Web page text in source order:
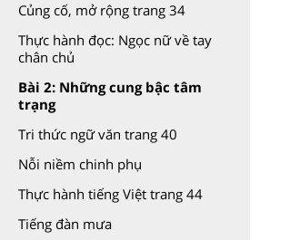
Củng cố, mở rộng trang 34
Thực hành đọc: Ngọc nữ về tay
chân chủ
Bài 2: Những cung bậc tâm
trạng
Tri thức ngữ văn trang 40
Nỗi niềm chinh phụ
Thực hành tiếng Việt trang 44
Tiếng đàn mưa